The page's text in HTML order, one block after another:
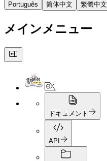
Português
简体中文 繁體中文
メインメニュー
ドキュメント
API